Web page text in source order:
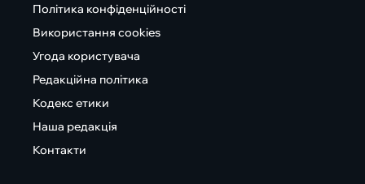
Політика конфіденційності
Використання cookies
Угода користувача
Редакційна політика
Кодекс етики
Наша редакція
Контакти